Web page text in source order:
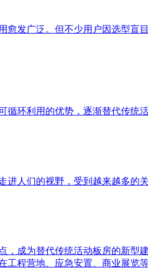
发广泛。但不少用户因选型盲
环利用的优势，逐渐替代传统
人们的视野，受到越来越多的关
成为替代传统活动板房的新型
程营地、应急安置、商业展览